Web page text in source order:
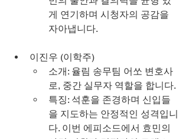
게 연기하며 시청자의 공감을
자아냅니다.
이진우 (이학주)
소개: 율림 송무팀 어쏘 변호사
로, 중간 실무자 역할을 합니다.
특징: 석훈을 존경하며 신입들
을 지도하는 안정적인 성격입니
다. 이번 에피소드에서 효민의